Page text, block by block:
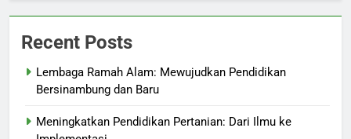
Recent Posts
Lembaga Ramah Alam: Mewujudkan Pendidikan
Bersinambung dan Baru
Meningkatkan Pendidikan Pertanian: Dari Ilmu ke